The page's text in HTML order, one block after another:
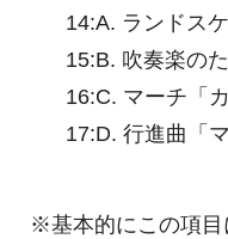
14:A. ランドス
15:B. 吹奏楽の
16:C. マーチ「
17:D. 行進曲「
※基本的にこの項目